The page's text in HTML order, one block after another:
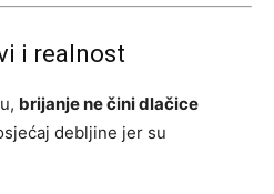
i realnost
brijanje ne čini dlačice
debljine jer su